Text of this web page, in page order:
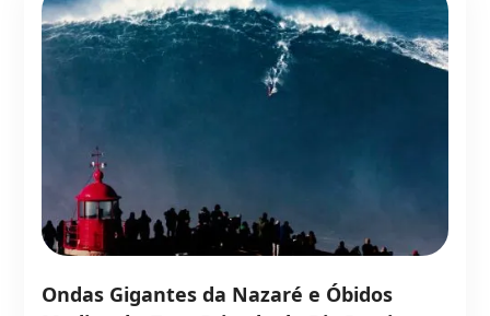
Ondas Gigantes da Nazaré e Óbidos